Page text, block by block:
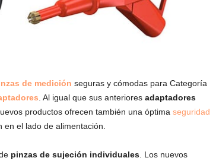
de medición seguras y cómodas para Categoría
. Al igual que sus anteriores adaptadores
productos ofrecen también una óptima seguridad
el lado de alimentación.
pinzas de sujeción individuales. Los nuevos